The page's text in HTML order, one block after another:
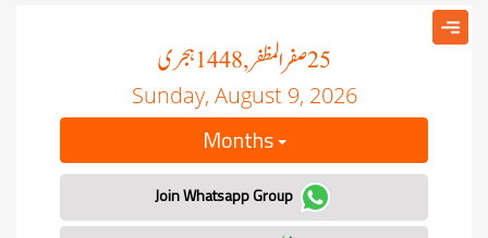
25صفر المظفر, 1448 ہجری
Sunday, August 9, 2026
Months
Join Whatsapp Group